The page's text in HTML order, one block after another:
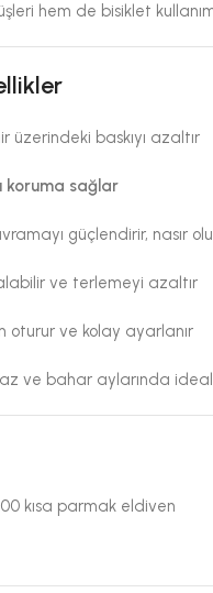
hem de bisiklet
üzerindeki baskıyı azaltır
koruma sağlar
güçlendirir, nasır
ve terlemeyi azaltır
oturur ve kolay ayarlanır
ve bahar aylarında ideal
kısa parmak eldiven